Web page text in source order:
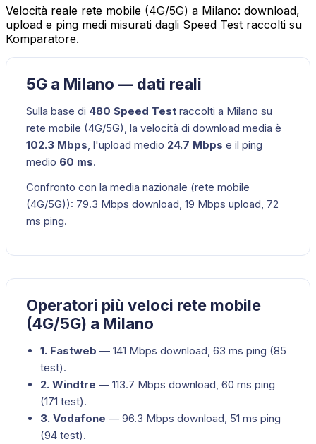
Velocità reale rete mobile (4G/5G) a Milano: download,
upload e ping medi misurati dagli Speed Test raccolti su
Komparatore.
5G a Milano — dati reali
Sulla base di 480 Speed Test raccolti a Milano su
rete mobile (4G/5G), la velocità di download media è
102.3 Mbps, l'upload medio 24.7 Mbps e il ping
medio 60 ms.
Confronto con la media nazionale (rete mobile
(4G/5G)): 79.3 Mbps download, 19 Mbps upload, 72
ms ping.
Operatori più veloci rete mobile
(4G/5G) a Milano
1. Fastweb — 141 Mbps download, 63 ms ping (85
test).
2. Windtre — 113.7 Mbps download, 60 ms ping
(171 test).
3. Vodafone — 96.3 Mbps download, 51 ms ping
(94 test).